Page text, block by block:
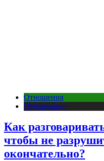
Отношения
Публикации
Как
чтобы не
окончательно?